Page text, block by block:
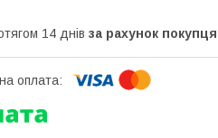
14 днів за рахунок покупця